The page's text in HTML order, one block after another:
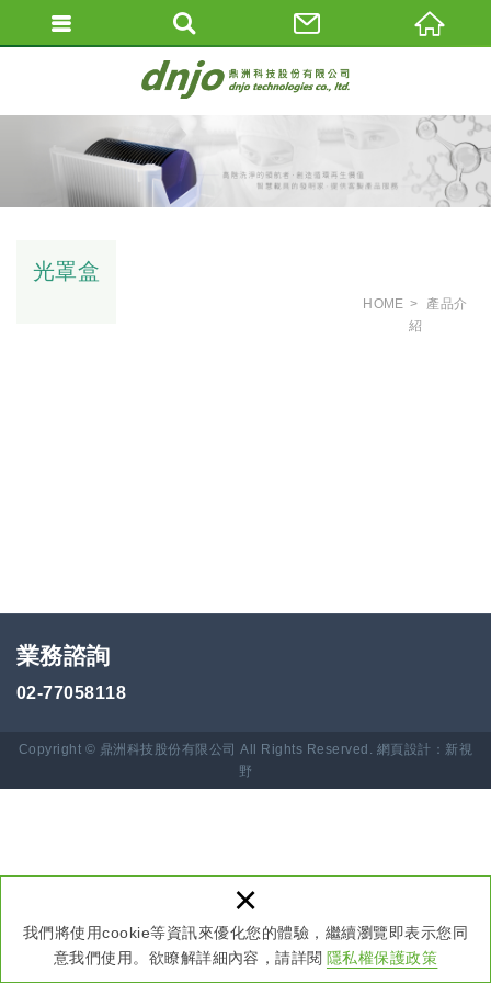
我們將使用cookie等資訊來優化您的體驗，繼續瀏覽即表示您同
意我們使用。欲瞭解詳細內容，請詳閱 隱私權保護政策
×
HOME
產品介
紹
光罩盒
業務諮詢
02-77058118
Copyright © 鼎洲科技股份有限公司 All Rights Reserved. 網頁設計：新視
野